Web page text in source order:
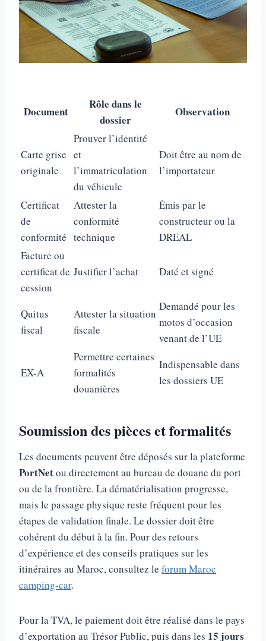
Document
Rôle dans le
dossier
Observation
Carte grise
originale
Prouver l’identité
et
l’immatriculation
du véhicule
Doit être au nom de
l’importateur
Certificat
de
conformité
Attester la
conformité
technique
Émis par le
constructeur ou la
DREAL
Facture ou
certificat de
cession
Justifier l’achat Daté et signé
Quitus
fiscal
Attester la situation
fiscale
Demandé pour les
motos d’occasion
venant de l’UE
EX-A
Permettre certaines
formalités
douanières
Indispensable dans
les dossiers UE
Soumission des pièces et formalités
Les documents peuvent être déposés sur la plateforme
PortNetou directement au bureau de douane du port
ou de la frontière. La dématérialisation progresse,
mais le passage physique reste fréquent pour les
étapes de validation finale. Le dossier doit être
cohérent du début à la fin. Pour des retours
d’expérience et des conseils pratiques sur les
itinéraires au Maroc, consultez le forum Maroc
camping-car.
Pour la TVA, le paiement doit être réalisé dans le pays
d’exportation au Trésor Public, puis dans les 15 jours